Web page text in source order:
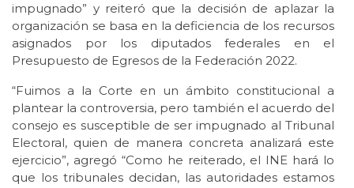
impugnado” y reiteró que la decisión de aplazar la
organización se basa en la deficiencia de los recursos
asignados por los diputados federales en el
Presupuesto de Egresos de la Federación 2022.
“Fuimos a la Corte en un ámbito constitucional a
plantear la controversia, pero también el acuerdo del
consejo es susceptible de ser impugnado al Tribunal
Electoral, quien de manera concreta analizará este
ejercicio”, agregó “Como he reiterado, el INE hará lo
que los tribunales decidan, las autoridades estamos